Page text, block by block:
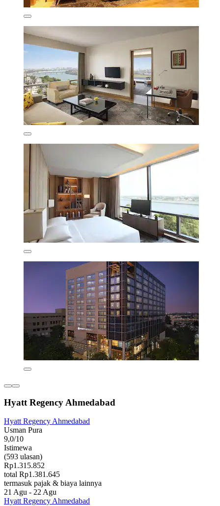
Hyatt Regency Ahmedabad
Hyatt Regency Ahmedabad
Usman Pura
9,0/10
Istimewa
(593 ulasan)
Rp1.315.852
total Rp1.381.645
termasuk pajak & biaya lainnya
21 Agu - 22 Agu
Hyatt Regency Ahmedabad